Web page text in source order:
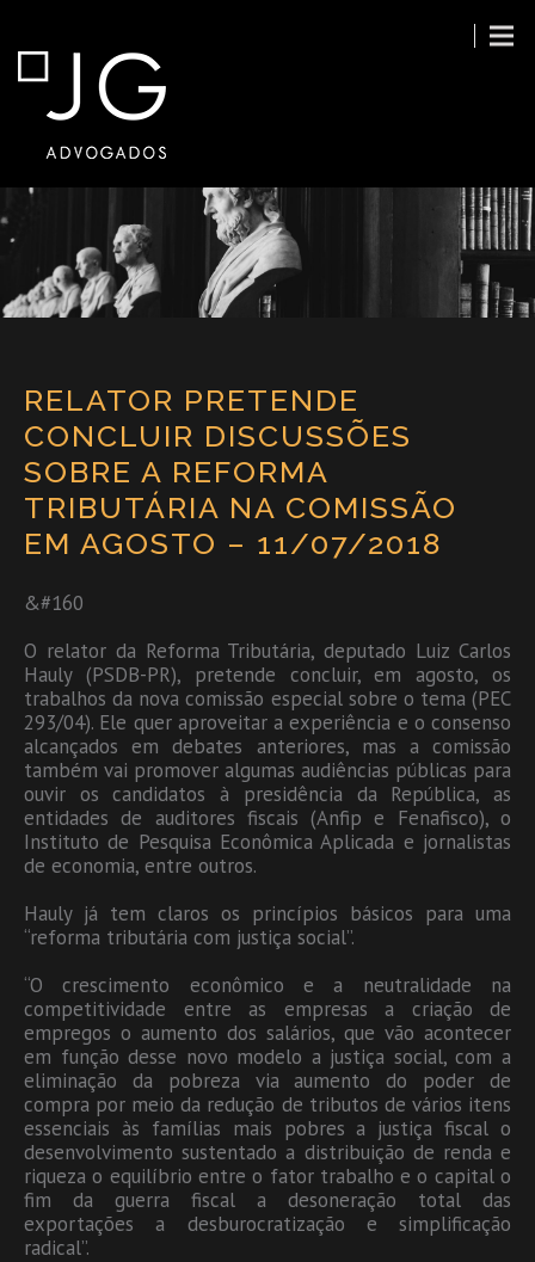
RELATOR PRETENDE
CONCLUIR DISCUSSÕES
SOBRE A REFORMA
TRIBUTÁRIA NA COMISSÃO
EM AGOSTO – 11/07/2018
&#160
O relator da Reforma Tributária, deputado Luiz Carlos
Hauly (PSDB-PR), pretende concluir, em agosto, os
trabalhos da nova comissão especial sobre o tema (PEC
293/04). Ele quer aproveitar a experiência e o consenso
alcançados em debates anteriores, mas a comissão
também vai promover algumas audiências públicas para
ouvir os candidatos à presidência da República, as
entidades de auditores fiscais (Anfip e Fenafisco), o
Instituto de Pesquisa Econômica Aplicada e jornalistas
de economia, entre outros.
Hauly já tem claros os princípios básicos para uma
“reforma tributária com justiça social”.
“O crescimento econômico e a neutralidade na
competitividade entre as empresas a criação de
empregos o aumento dos salários, que vão acontecer
em função desse novo modelo a justiça social, com a
eliminação da pobreza via aumento do poder de
compra por meio da redução de tributos de vários itens
essenciais às famílias mais pobres a justiça fiscal o
desenvolvimento sustentado a distribuição de renda e
riqueza o equilíbrio entre o fator trabalho e o capital o
fim da guerra fiscal a desoneração total das
exportações a desburocratização e simplificação
radical”.